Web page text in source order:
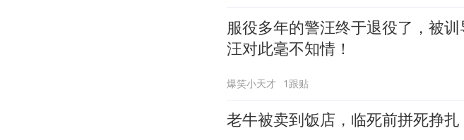
服役多年的警汪终于退役了，被
汪对此毫不知情！
爆笑小天才 1跟贴
老牛被卖到饭店，临死前拼死挣扎